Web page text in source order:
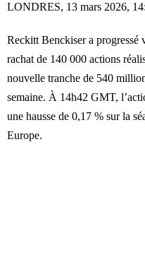
LONDRES, 13 mars 2026,
Reckitt Benckiser a progressé
rachat de 140 000 actions
nouvelle tranche de 540
semaine. À 14h42 GMT,
une hausse de 0,17 % sur la
Europe.